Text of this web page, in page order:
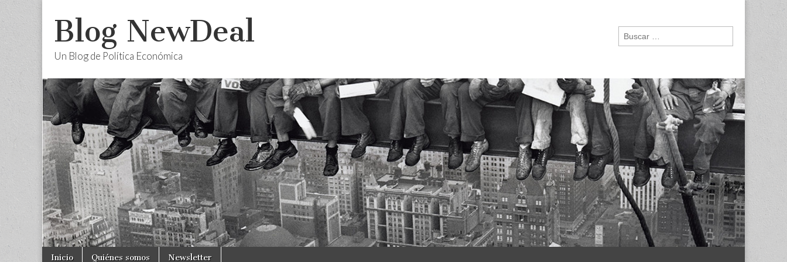
Blog NewDeal
Un Blog de Política Económica
Buscar:
Main
Skip
Inicio Quiénes somos Newsletter